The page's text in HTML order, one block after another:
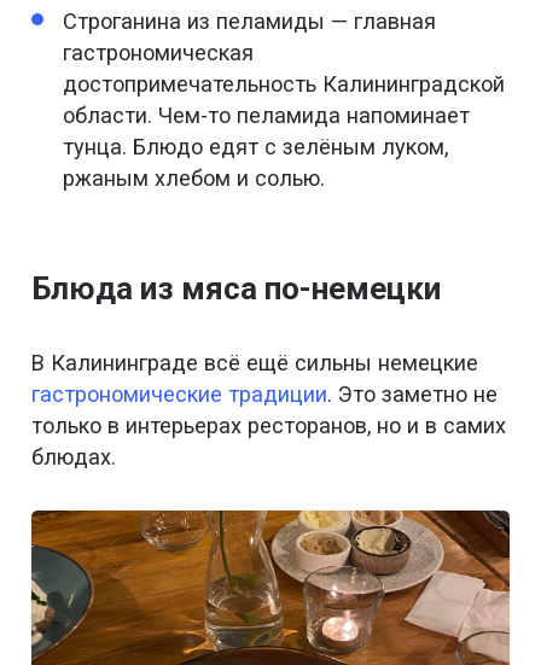
Строганина из пеламиды — главная
гастрономическая
достопримечательность Калининградской
области. Чем-то пеламида напоминает
тунца. Блюдо едят с зелёным луком,
ржаным хлебом и солью.
Блюда из мяса по-немецки
В Калининграде всё ещё сильны немецкие
гастрономические традиции. Это заметно не
только в интерьерах ресторанов, но и в самих
блюдах.